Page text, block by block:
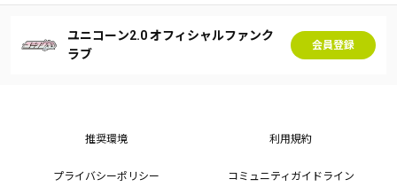
ユニコーン2.0 オフィシャルファンク
ラブ
会員登録
推奨環境 利用規約
プライバシーポリシー コミュニティガイドライン